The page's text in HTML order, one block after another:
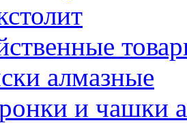
алмазные
и чашки